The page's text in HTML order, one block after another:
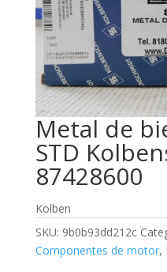
Metal de
STD
87428600
Kolben
SKU: 9b0b93dd212c
Componentes de motor,